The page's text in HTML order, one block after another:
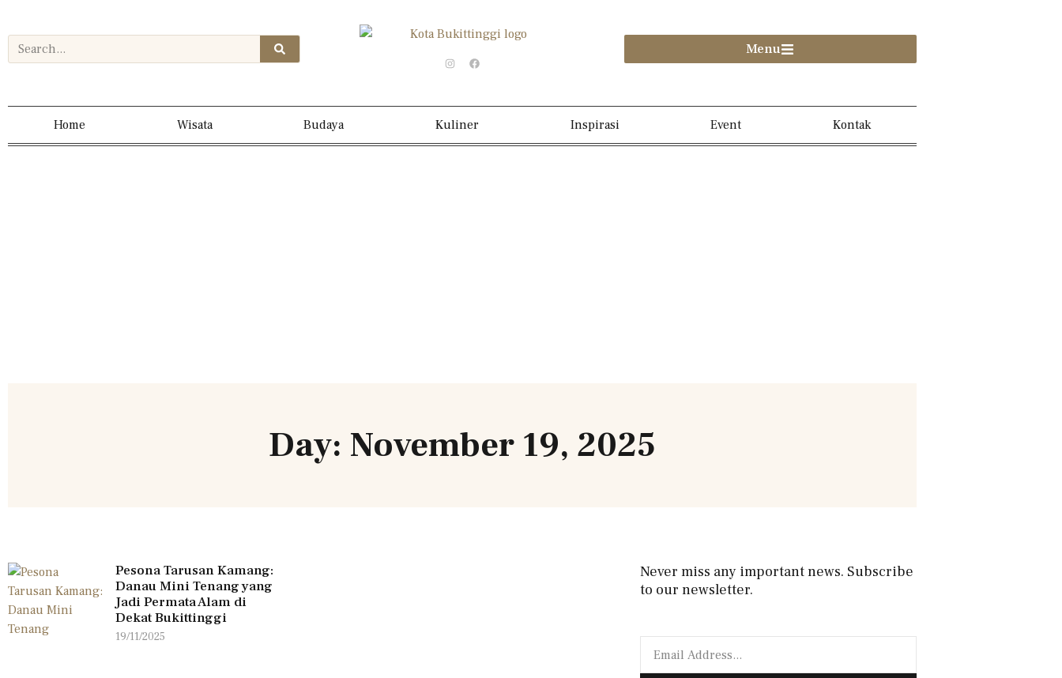
Menu
Home Wisata Budaya Kuliner Inspirasi Event Kontak
Day: November 19, 2025
Pesona Tarusan Kamang:
Danau Mini Tenang yang
Jadi Permata Alam di
Dekat Bukittinggi
19/11/2025
Never miss any important news. Subscribe
to our newsletter.